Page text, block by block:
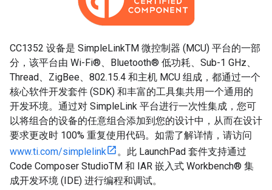
CC1352 设备是 SimpleLinkTM 微控制器 (MCU) 平台的一部
分，该平台由 Wi-Fi®、Bluetooth® 低功耗、Sub-1 GHz、
Thread、ZigBee、802.15.4 和主机 MCU 组成，都通过一个
核心软件开发套件 (SDK) 和丰富的工具集共用一个通用的
开发环境。通过对 SimpleLink 平台进行一次性集成，您可
以将组合的设备的任意组合添加到您的设计中，从而在设计
要求更改时 100% 重复使用代码。如需了解详情，请访问
www.ti.com/simplelink
。此 LaunchPad 套件支持通过
Code Composer StudioTM 和 IAR 嵌入式 Workbench® 集
成开发环境 (IDE) 进行编程和调试。